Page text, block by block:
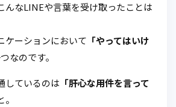
んなLINEや言葉を受け取ったことは
ケーションにおいて 「やってはいけ
なのです。
しているのは 「肝心な用件を言って